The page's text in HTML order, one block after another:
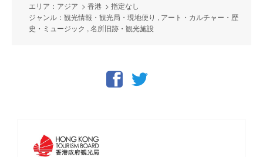
エリア：アジア > 香港 > 指定なし
ジャンル：観光情報・観光局・現地便り , アート・カルチャー・歴
史・ミュージック , 名所旧跡・観光施設